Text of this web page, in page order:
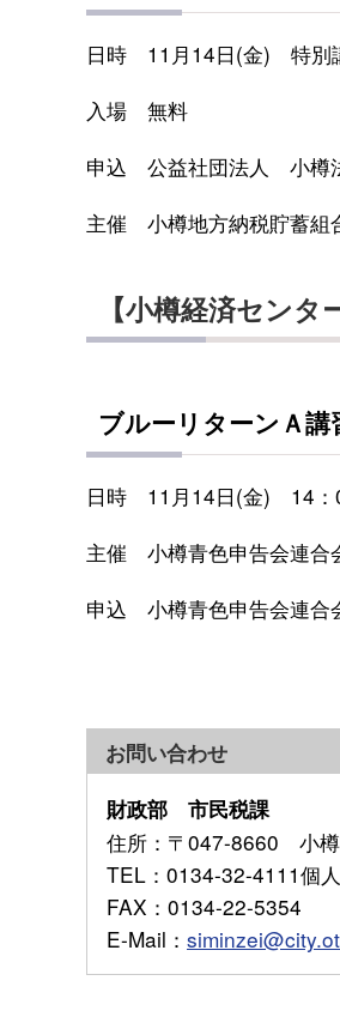
日時 11月14日(金) 特別
入場 無料
申込 公益社団法人 小樽
主催 小樽地方納税貯蓄組
【小樽経済センタ
ブルーリターンＡ講
日時 11月14日(金) 14：
主催 小樽青色申告会連合
申込 小樽青色申告会連
お問い合わせ
財政部 市民税課
住所 ：〒047-8660 小
TEL ：0134-32-4111個
FAX ：0134-22-5354
E-Mail ：